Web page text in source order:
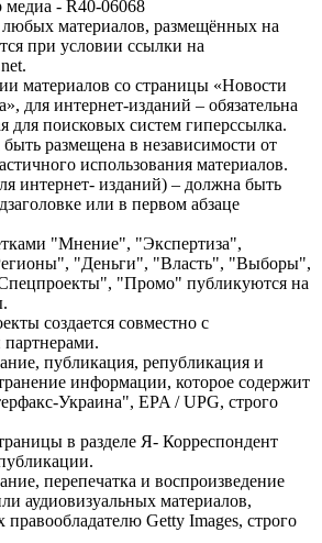
- R40-06068
материалов, размещённых на
при условии ссылки на
материалов со страницы «Новости
для интернет-изданий – обязательна
для поисковых систем гиперссылка.
размещена в независимости от
использования материалов.
интернет- изданий) – должна быть
или в первом абзаце
"Мнение", "Экспертиза",
"Деньги", "Власть", "Выборы",
"Промо" публикуются на
создается совместно с
публикация, републикация и
информации, которое содержит
Украина", EPA / UPG, строго
в разделе Я- Корреспондент
перепечатка и воспроизведение
аудиовизуальных материалов,
Getty Images, строго